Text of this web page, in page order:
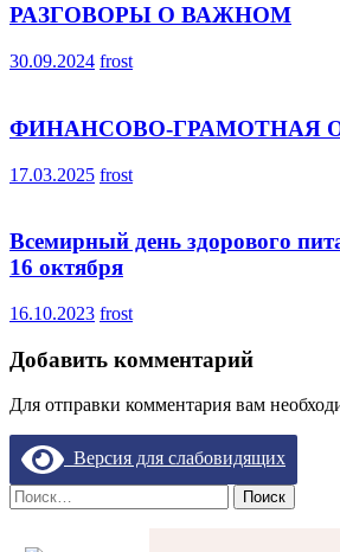
РАЗГОВОРЫ О ВАЖНОМ
30.09.2024 frost
ФИНАНСОВО-ГРАМОТНАЯ
17.03.2025 frost
Всемирный день здорового
16 октября
16.10.2023 frost
Добавить комментарий
Для отправки комментария вам
Версия для слабовидящих
Найти: